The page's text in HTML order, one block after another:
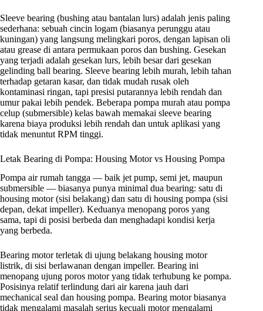
Sleeve bearing (bushing atau bantalan lurs) adalah jenis paling
sederhana: sebuah cincin logam (biasanya perunggu atau
kuningan) yang langsung melingkari poros, dengan lapisan oli
atau grease di antara permukaan poros dan bushing. Gesekan
yang terjadi adalah gesekan lurs, lebih besar dari gesekan
gelinding ball bearing. Sleeve bearing lebih murah, lebih tahan
terhadap getaran kasar, dan tidak mudah rusak oleh
kontaminasi ringan, tapi presisi putarannya lebih rendah dan
umur pakai lebih pendek. Beberapa pompa murah atau pompa
celup (submersible) kelas bawah memakai sleeve bearing
karena biaya produksi lebih rendah dan untuk aplikasi yang
tidak menuntut RPM tinggi.
Letak Bearing di Pompa: Housing Motor vs Housing Pompa
Pompa air rumah tangga — baik jet pump, semi jet, maupun
submersible — biasanya punya minimal dua bearing: satu di
housing motor (sisi belakang) dan satu di housing pompa (sisi
depan, dekat impeller). Keduanya menopang poros yang
sama, tapi di posisi berbeda dan menghadapi kondisi kerja
yang berbeda.
Bearing motor terletak di ujung belakang housing motor
listrik, di sisi berlawanan dengan impeller. Bearing ini
menopang ujung poros motor yang tidak terhubung ke pompa.
Posisinya relatif terlindung dari air karena jauh dari
mechanical seal dan housing pompa. Bearing motor biasanya
tidak mengalami masalah serius kecuali motor mengalami